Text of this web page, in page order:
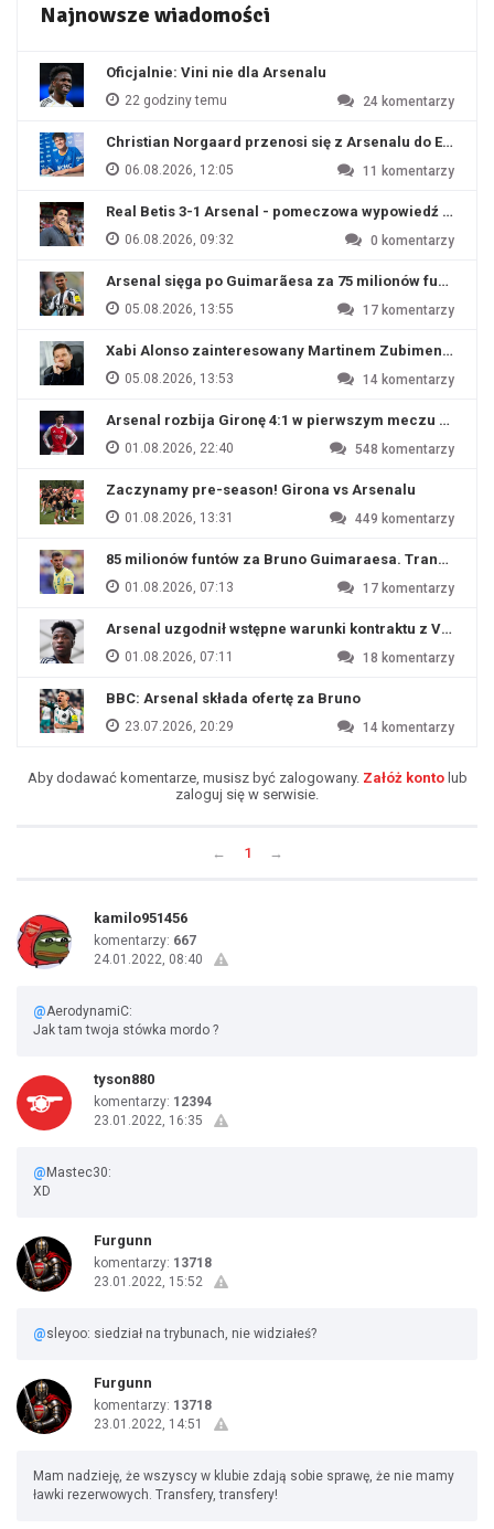
Najnowsze wiadomości
Oficjalnie: Vini nie dla Arsenalu
22 godziny temu 24 komentarzy
Christian Norgaard przenosi się z Arsenalu do
06.08.2026, 12:05 11 komentarzy
Real Betis 3-1 Arsenal - pomeczowa wypowiedź Artety
06.08.2026, 09:32 0 komentarzy
Arsenal sięga po Guimarãesa za 75 milionów funtów
05.08.2026, 13:55 17 komentarzy
Xabi Alonso zainteresowany Martinem Zubimendim
05.08.2026, 13:53 14 komentarzy
Arsenal rozbija Gironę 4:1 w pierwszym meczu
01.08.2026, 22:40 548 komentarzy
Zaczynamy pre-season! Girona vs Arsenalu
01.08.2026, 13:31 449 komentarzy
85 milionów funtów za Bruno Guimaraesa. Transfer
01.08.2026, 07:13 17 komentarzy
Arsenal uzgodnił wstępne warunki kontraktu z
01.08.2026, 07:11 18 komentarzy
BBC: Arsenal składa ofertę za Bruno
23.07.2026, 20:29 14 komentarzy
Aby dodawać komentarze, musisz być zalogowany. Załóż kontolub
zaloguj się w serwisie.
← 1 →
kamilo951456
komentarzy: 667
24.01.2022, 08:40
@AerodynamiC:
Jak tam twoja stówka mordo ?
tyson880
komentarzy: 12394
23.01.2022, 16:35
@ Mastec30:
XD
Furgunn
komentarzy: 13718
23.01.2022, 15:52
@sleyoo: siedział na trybunach, nie widziałeś?
Furgunn
komentarzy: 13718
23.01.2022, 14:51
Mam nadzieję, że wszyscy w klubie zdają sobie sprawę, że nie mamy
ławki rezerwowych. Transfery, transfery!